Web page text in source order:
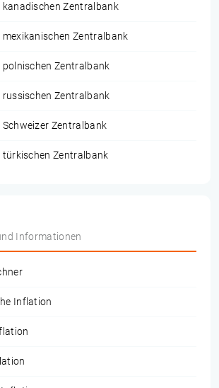
Zentralbank
Zentralbank
Zentralbank
Zentralbank
Zentralbank
Zentralbank
Informationen
Inflation